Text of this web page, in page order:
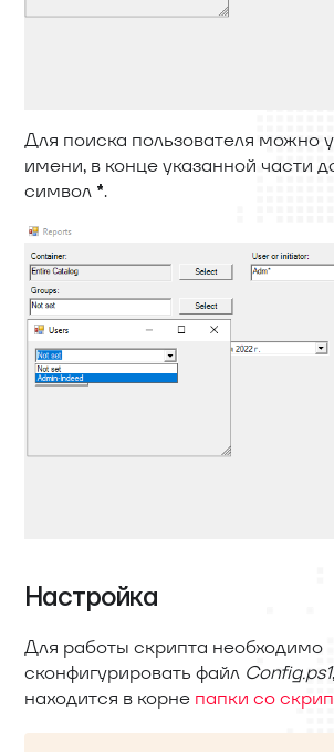
Для поиска пользователя можно
имени, в конце указанной части
символ *.
Настройка
Для работы скрипта необходимо
сконфигурировать файл Config.ps1
находится в корне папки со